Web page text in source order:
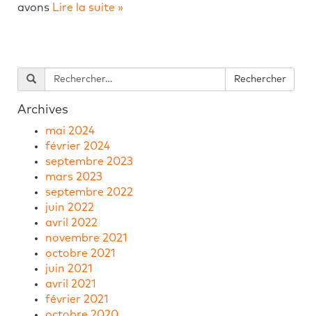
avons Lire la suite »
Archives
mai 2024
février 2024
septembre 2023
mars 2023
septembre 2022
juin 2022
avril 2022
novembre 2021
octobre 2021
juin 2021
avril 2021
février 2021